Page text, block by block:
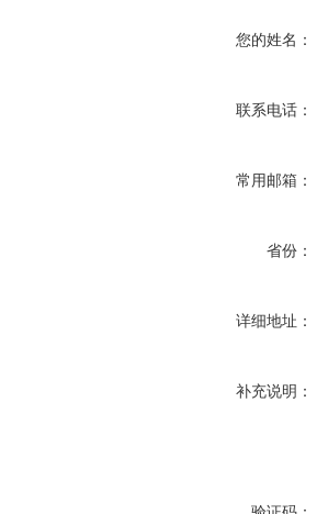
您的姓名：
联系电话：
常用邮箱：
省份：
详细地址：
补充说明：